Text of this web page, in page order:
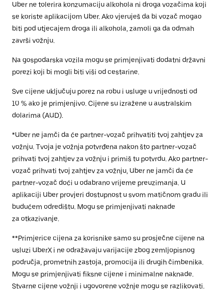
Uber ne tolerira konzumaciju alkohola ni droga vozačima koji
se koriste aplikacijom Uber. Ako vjeruješ da bi vozač mogao
biti pod utjecajem droga ili alkohola, zamoli ga da odmah
završi vožnju.
Na gospodarska vozila mogu se primjenjivati dodatni državni
porezi koji bi mogli biti viši od cestarine.
Sve cijene uključuju porez na robu i usluge u vrijednosti od
10 % ako je primjenjivo. Cijene su izražene u australskim
dolarima (AUD).
*Uber ne jamči da će partner-vozač prihvatiti tvoj zahtjev za
vožnju. Tvoja je vožnja potvrđena nakon što partner-vozač
prihvati tvoj zahtjev za vožnju i primiš tu potvrdu. Ako partner-
vozač prihvati tvoj zahtjev za vožnju, Uber ne jamči da će
partner-vozač doći u odabrano vrijeme preuzimanja. U
aplikaciji Uber provjeri dostupnost u svom matičnom gradu ili
budućem odredištu. Mogu se primjenjivati naknade
za otkazivanje.
**Primjerice cijena za korisnike samo su prosječne cijene na
usluzi UberX i ne odražavaju varijacije zbog zemljopisnog
područja, prometnih zastoja, promocija ili drugih čimbenika.
Mogu se primjenjivati fiksne cijene i minimalne naknade.
Stvarne cijene vožnji i ugovorene vožnje mogu se razlikovati.